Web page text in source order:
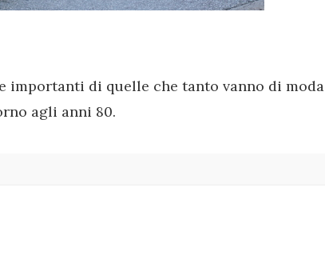
importanti di quelle che tanto vanno di moda
agli anni 80.